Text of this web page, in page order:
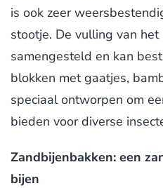
is ook zeer
stootje. De vulling van
samengesteld en kan
blokken met gaatjes,
speciaal ontworpen om
bieden voor diverse
Zandbijenbakken: een
bijen